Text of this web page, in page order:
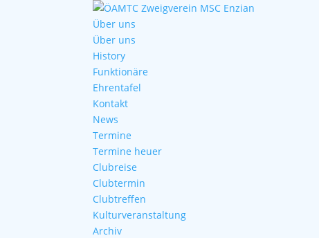
Über uns
Über uns
History
Funktionäre
Ehrentafel
Kontakt
News
Termine
Termine heuer
Clubreise
Clubtermin
Clubtreffen
Kulturveranstaltung
Archiv